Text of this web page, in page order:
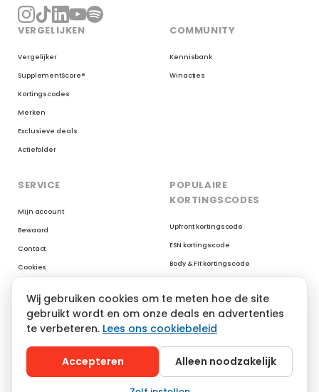
VERGELIJKEN
Vergelijker
SupplementScore®
Kortingscodes
Merken
Exclusieve deals
Actiefolder
COMMUNITY
Kennisbank
Winacties
SERVICE
Mijn account
Bewaard
Contact
Cookies
POPULAIRE
KORTINGSCODES
Upfront kortingscode
ESN kortingscode
Body & Fit kortingscode
XXL Nutrition kortingscode
AYBL kortingscode
Gymshark kortingscode
Wij gebruiken cookies om te meten hoe de site
gebruikt wordt en om onze deals en advertenties
te verbeteren. Lees ons cookiebeleid
Accepteren Alleen noodzakelijk